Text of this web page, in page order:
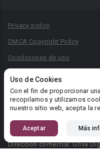
Uso de Cookies
Con el fin de proporcionar
recopilamos y utilizamos
nuestro sitio web, acepta la
Aceptar Más
Privacy policy
DMCA Copyright Policy
Condiciones de uso
Reglas para la publicación
Área RR.PP.: pr@booknet.com
© 2026 Booknet. Todos los
Dirección comercial: Griva